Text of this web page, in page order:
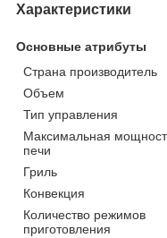
Характеристики
Основные атрибуты
Страна производитель
Объем
Тип управления
Максимальная
печи
Гриль
Конвекция
Количество режимов
приготовления